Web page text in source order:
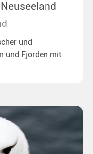
und
und Fjorden mit